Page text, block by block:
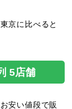
京に比べると
5店舗
安い値段で販